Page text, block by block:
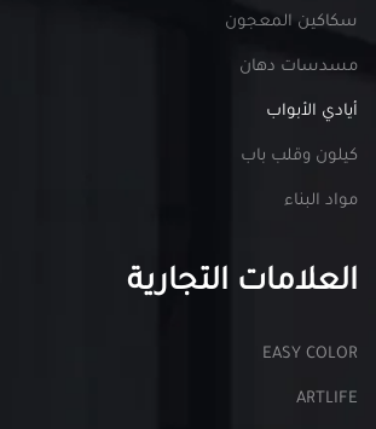
سكاكين المعجون
مسدسات دهان
أيادي الأبواب
كيلون وقلب باب
مواد البناء
العلامات التجارية
EASY COLOR
ARTLIFE